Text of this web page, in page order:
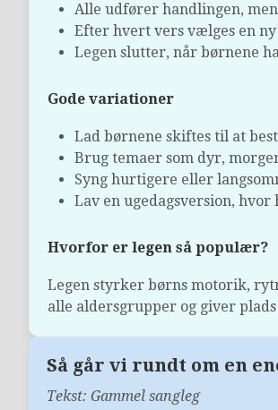
Alle udfører handlingen,
Efter hvert vers vælges en
Legen slutter, når børnene
Gode variationer
Lad børnene skiftes til at
Brug temaer som dyr,
Syng hurtigere eller
Lav en ugedagsversion,
Hvorfor er legen så populær?
Legen styrker børns motorik,
alle aldersgrupper og giver
Så går vi rundt om en
Tekst: Gammel sangleg